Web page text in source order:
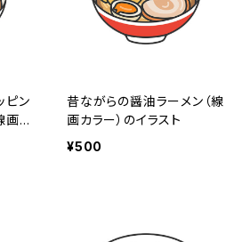
ピン
画カ
昔ながらの醤油ラーメン（線
画カラー）のイラスト
¥500